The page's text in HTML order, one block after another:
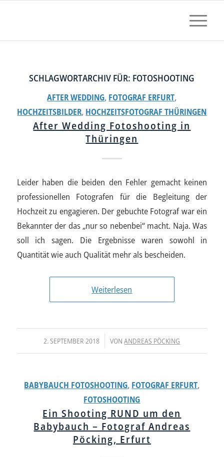
SCHLAGWORTARCHIV FÜR: FOTOSHOOTING
AFTER WEDDING, FOTOGRAF ERFURT,
HOCHZEITSBILDER, HOCHZEITSFOTOGRAF THÜRINGEN
After Wedding Fotoshooting in
Thüringen
Leider haben die beiden den Fehler gemacht keinen
professionellen Fotografen für die Begleitung der
Hochzeit zu engagieren. Der gebuchte Fotograf war ein
Bekannter der das „nur so nebenbei“ macht. Naja. Was
soll ich sagen. Die Ergebnisse waren sowohl in
Quantität wie auch Qualität mehr als bescheiden.
Weiterlesen
2. SEPTEMBER 2018
/ VONANDREAS PÖCKING
BABYBAUCH FOTOSHOOTING, FOTOGRAF ERFURT,
FOTOSHOOTING
Ein Shooting RUND um den
Babybauch – Fotograf Andreas
Pöcking, Erfurt